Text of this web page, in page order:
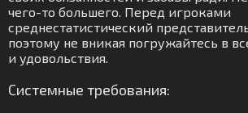
чего-то большего. Перед игроками
среднестатистический
поэтому не вникая погружайтесь в
и удовольствия.
Системные требования: